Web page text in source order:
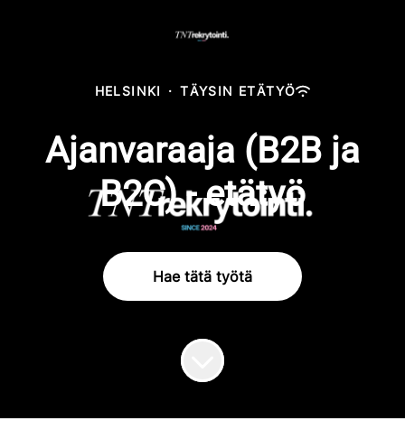
HELSINKI · TÄYSIN ETÄTYÖ
Ajanvaraaja (B2B ja
B2C) - etätyö
Hae tätä työtä